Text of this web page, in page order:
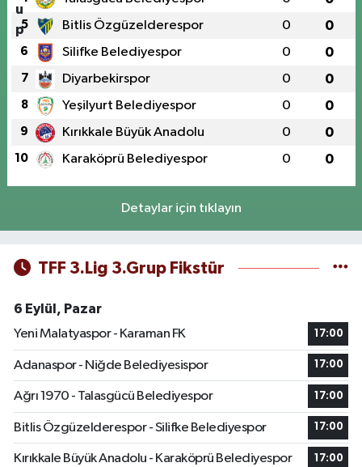
5 Bitlis Özgüzelderespor 0 0
6 Silifke Belediyespor 0 0
7 Diyarbekirspor 0 0
8 Yeşilyurt Belediyespor 0 0
9 Kırıkkale Büyük Anadolu 0 0
10 Karaköprü Belediyespor 0 0
Detaylar için tıklayın
TFF 3.Lig 3.Grup Fikstür
6 Eylül, Pazar
Yeni Malatyaspor - Karaman FK
17:00
Adanaspor - Niğde Belediyesispor 17:00
Ağrı 1970 - Talasgücü Belediyespor 17:00
Bitlis Özgüzelderespor - Silifke Belediyespor 17:00
Kırıkkale Büyük Anadolu - Karaköprü Belediyespor 17:00